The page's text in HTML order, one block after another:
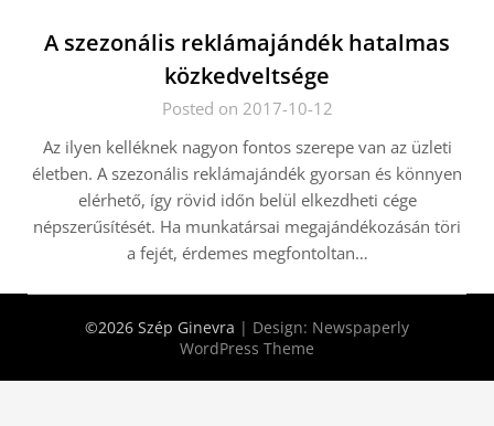
A szezonális reklámajándék hatalmas
közkedveltsége
Posted on 2017-10-12
Az ilyen kelléknek nagyon fontos szerepe van az üzleti
életben. A szezonális reklámajándék gyorsan és könnyen
elérhető, így rövid időn belül elkezdheti cége
népszerűsítését. Ha munkatársai megajándékozásán töri
a fejét, érdemes megfontoltan…
©2026 Szép Ginevra | Design: Newspaperly
WordPress Theme